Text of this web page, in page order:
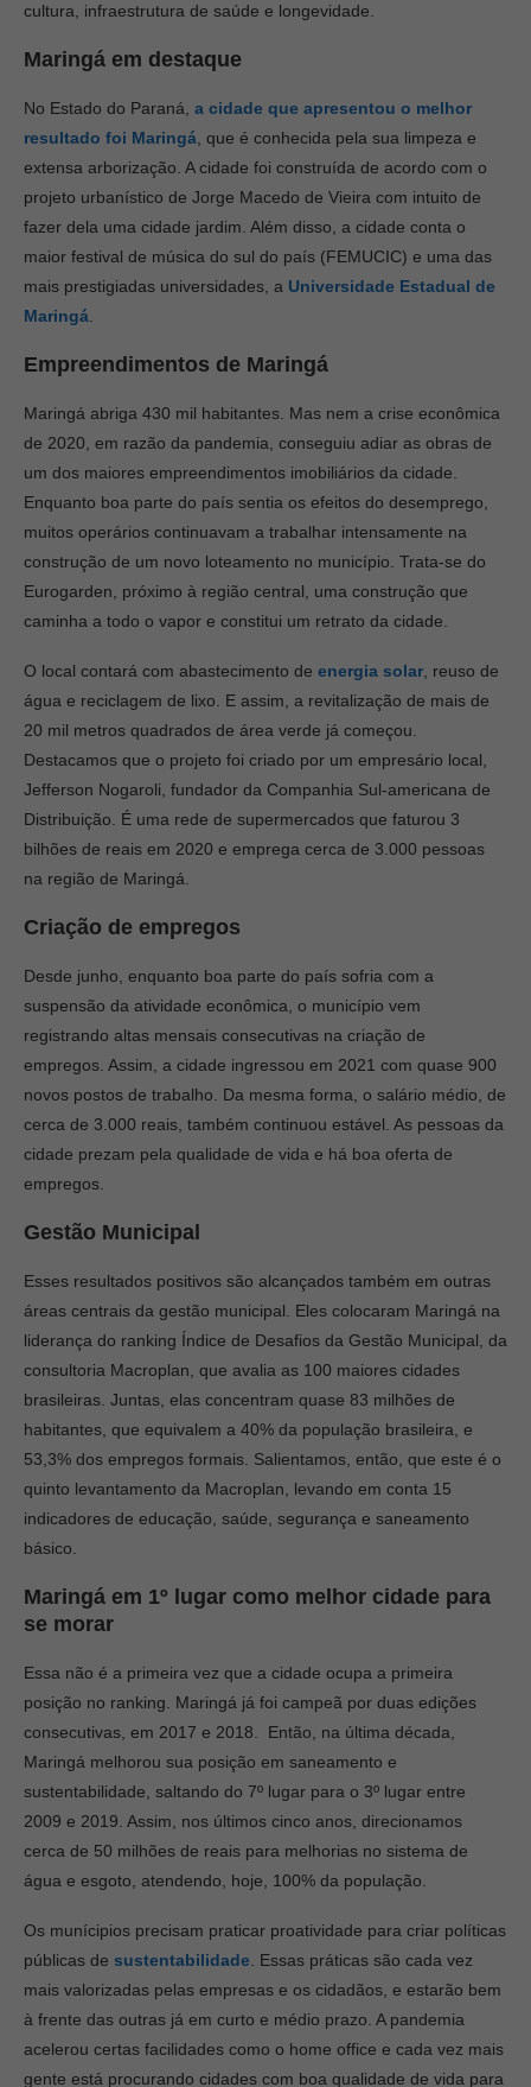
cultura, infraestrutura de saúde e longevidade.
Maringá em destaque
No Estado do Paraná, a cidade que apresentou o melhor
resultado foi Maringá , que é conhecida pela sua limpeza e
extensa arborização. A cidade foi construída de acordo com o
projeto urbanístico de Jorge Macedo de Vieira com intuito de
fazer dela uma cidade jardim. Além disso, a cidade conta o
maior festival de música do sul do país (FEMUCIC) e uma das
mais prestigiadas universidades, a Universidade Estadual de
Maringá
Empreendimentos de Maringá
Maringá abriga 430 mil habitantes. Mas nem a crise econômica
de 2020, em razão da pandemia, conseguiu adiar as obras de
um dos maiores empreendimentos imobiliários da cidade.
Enquanto boa parte do país sentia os efeitos do desemprego,
muitos operários continuavam a trabalhar intensamente na
construção de um novo loteamento no município. Trata-se do
Eurogarden, próximo à região central, uma construção que
caminha a todo o vapor e constitui um retrato da cidade.
O local contará com abastecimento de energia solar , reuso de
água e reciclagem de lixo. E assim, a revitalização de mais de
20 mil metros quadrados de área verde já começou.
Destacamos que o projeto foi criado por um empresário local,
Jefferson Nogaroli, fundador da Companhia Sul-americana de
Distribuição. É uma rede de supermercados que faturou 3
bilhões de reais em 2020 e emprega cerca de 3.000 pessoas
na região de Maringá.
Criação de empregos
Desde junho, enquanto boa parte do país sofria com a
suspensão da atividade econômica, o município vem
registrando altas mensais consecutivas na criação de
empregos. Assim, a cidade ingressou em 2021 com quase 900
novos postos de trabalho. Da mesma forma, o salário médio, de
cerca de 3.000 reais, também continuou estável. As pessoas da
cidade prezam pela qualidade de vida e há boa oferta de
empregos.
Gestão Municipal
Esses resultados positivos são alcançados também em outras
áreas centrais da gestão municipal. Eles colocaram Maringá na
liderança do ranking Índice de Desafios da Gestão Municipal, da
consultoria Macroplan, que avalia as 100 maiores cidades
brasileiras. Juntas, elas concentram quase 83 milhões de
habitantes, que equivalem a 40% da população brasileira, e
53,3% dos empregos formais. Salientamos, então, que este é o
quinto levantamento da Macroplan, levando em conta 15
indicadores de educação, saúde, segurança e saneamento
básico.
Maringá em 1º lugar como melhor cidade para
se morar
Essa não é a primeira vez que a cidade ocupa a primeira
posição no ranking. Maringá já foi campeã por duas edições
consecutivas, em 2017 e 2018. Então, na última década,
Maringá melhorou sua posição em saneamento e
sustentabilidade, saltando do 7º lugar para o 3º lugar entre
2009 e 2019. Assim, nos últimos cinco anos, direcionamos
cerca de 50 milhões de reais para melhorias no sistema de
água e esgoto, atendendo, hoje, 100% da população.
Os munícipios precisam praticar proatividade para criar políticas
públicas de sustentabilidade . Essas práticas são cada vez
mais valorizadas pelas empresas e os cidadãos, e estarão bem
à frente das outras já em curto e médio prazo. A pandemia
acelerou certas facilidades como o home office e cada vez mais
gente está procurando cidades com boa qualidade de vida para